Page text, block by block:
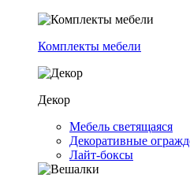
Комплекты мебели
Декор
Мебель светящаяся
Декоративные
Лайт-боксы